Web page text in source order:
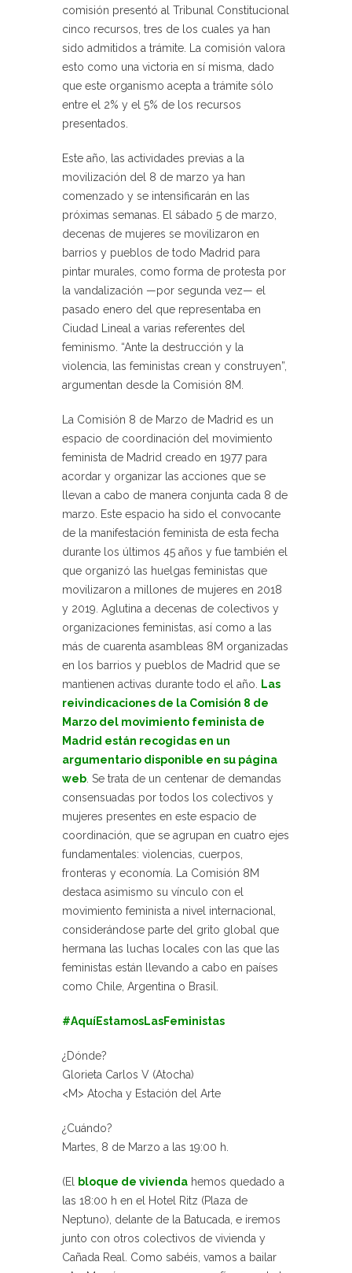
comisión presentó al Tribunal Constitucional
cinco recursos, tres de los cuales ya han
sido admitidos a trámite. La comisión valora
esto como una victoria en sí misma, dado
que este organismo acepta a trámite sólo
entre el 2% y el 5% de los recursos
presentados.
Este año, las actividades previas a la
movilización del 8 de marzo ya han
comenzado y se intensificarán en las
próximas semanas. El sábado 5 de marzo,
decenas de mujeres se movilizaron en
barrios y pueblos de todo Madrid para
pintar murales, como forma de protesta por
la vandalización —por segunda vez— el
pasado enero del que representaba en
Ciudad Lineal a varias referentes del
feminismo. “Ante la destrucción y la
violencia, las feministas crean y construyen”,
argumentan desde la Comisión 8M.
La Comisión 8 de Marzo de Madrid es un
espacio de coordinación del movimiento
feminista de Madrid creado en 1977 para
acordar y organizar las acciones que se
llevan a cabo de manera conjunta cada 8 de
marzo. Este espacio ha sido el convocante
de la manifestación feminista de esta fecha
durante los últimos 45 años y fue también el
que organizó las huelgas feministas que
movilizaron a millones de mujeres en 2018
y 2019. Aglutina a decenas de colectivos y
organizaciones feministas, así como a las
más de cuarenta asambleas 8M organizadas
en los barrios y pueblos de Madrid que se
mantienen activas durante todo el año.
Las
reivindicaciones de la Comisión 8 de
Marzo del movimiento feminista de
Madrid están recogidas en un
argumentario disponible en su página
web . Se trata de un centenar de demandas
consensuadas por todos los colectivos y
mujeres presentes en este espacio de
coordinación, que se agrupan en cuatro ejes
fundamentales: violencias, cuerpos,
fronteras y economía. La Comisión 8M
destaca asimismo su vínculo con el
movimiento feminista a nivel internacional,
considerándose parte del grito global que
hermana las luchas locales con las que las
feministas están llevando a cabo en países
como Chile, Argentina o Brasil.
#AquíEstamosLasFeministas
¿Dónde?
Glorieta Carlos V (Atocha)
<M> Atocha y Estación del Arte
¿Cuándo?
Martes, 8 de Marzo a las 19:00 h.
(El bloque de vivienda hemos quedado a
las 18:00 h en el Hotel Ritz (Plaza de
Neptuno), delante de la Batucada, e iremos
junto con otros colectivos de vivienda y
Cañada Real. Como sabéis, vamos a bailar